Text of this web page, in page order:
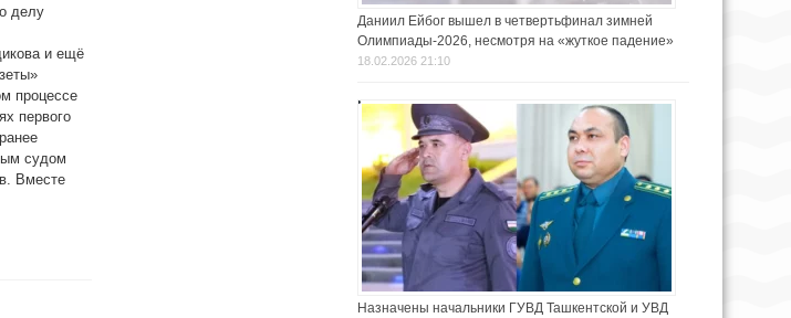
делу
и ещё
процессе
первого
судом
Вместе
Даниил Ейбог вышел в четвертьфинал зимней
Олимпиады-2026, несмотря на «жуткое падение»
18.02.2026 21:10
Назначены начальники ГУВД Ташкентской и УВД